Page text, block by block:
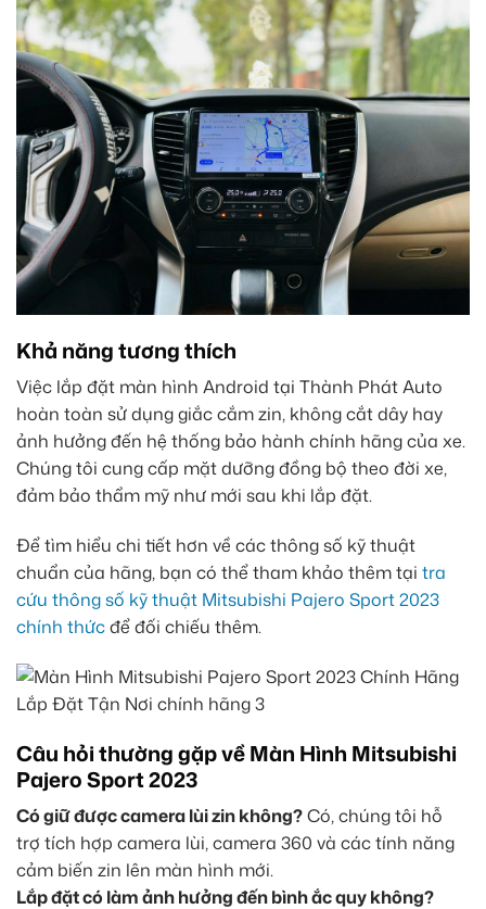
Khả năng tương thích
Việc lắp đặt màn hình Android tại Thành Phát Auto
hoàn toàn sử dụng giắc cắm zin, không cắt dây hay
ảnh hưởng đến hệ thống bảo hành chính hãng của xe.
Chúng tôi cung cấp mặt dưỡng đồng bộ theo đời xe,
đảm bảo thẩm mỹ như mới sau khi lắp đặt.
Để tìm hiểu chi tiết hơn về các thông số kỹ thuật
chuẩn của hãng, bạn có thể tham khảo thêm tại tra
cứu thông số kỹ thuật Mitsubishi Pajero Sport 2023
chính thứcđể đối chiếu thêm.
Câu hỏi thường gặp về Màn Hình Mitsubishi
Pajero Sport 2023
Có giữ được camera lùi zin không?Có, chúng tôi hỗ
trợ tích hợp camera lùi, camera 360 và các tính năng
cảm biến zin lên màn hình mới.
Lắp đặt có làm ảnh hưởng đến bình ắc quy không?